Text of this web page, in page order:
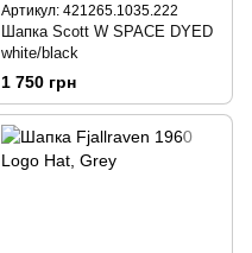
Артикул: 421265.1035.222
Шапка Scott W SPACE DYED
white/black
1 750 грн